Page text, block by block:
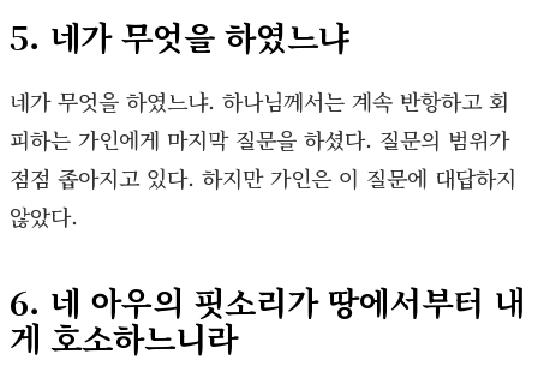
5. 네가 무엇을 하였느냐
네가 무엇을 하였느냐. 하나님께서는 계속 반항하고 회
피하는 가인에게 마지막 질문을 하셨다. 질문의 범위가
점점 좁아지고 있다. 하지만 가인은 이 질문에 대답하지
않았다.
6. 네 아우의 핏소리가 땅에서부터 내
게 호소하느니라